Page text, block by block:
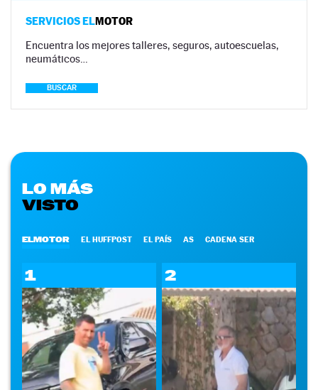
SERVICIOS ELMOTOR
Encuentra los mejores talleres, seguros, autoescuelas,
neumáticos…
BUSCAR
LO MÁS
VISTO
ELMOTOR EL HUFFPOST EL PAÍS AS CADENA SER
1 2